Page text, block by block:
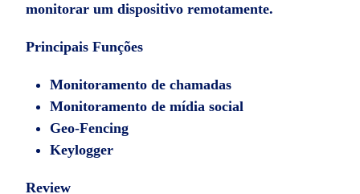
monitorar um dispositivo remotamente.
Principais Funções
Monitoramento de chamadas
Monitoramento de mídia social
Geo-Fencing
Keylogger
Review